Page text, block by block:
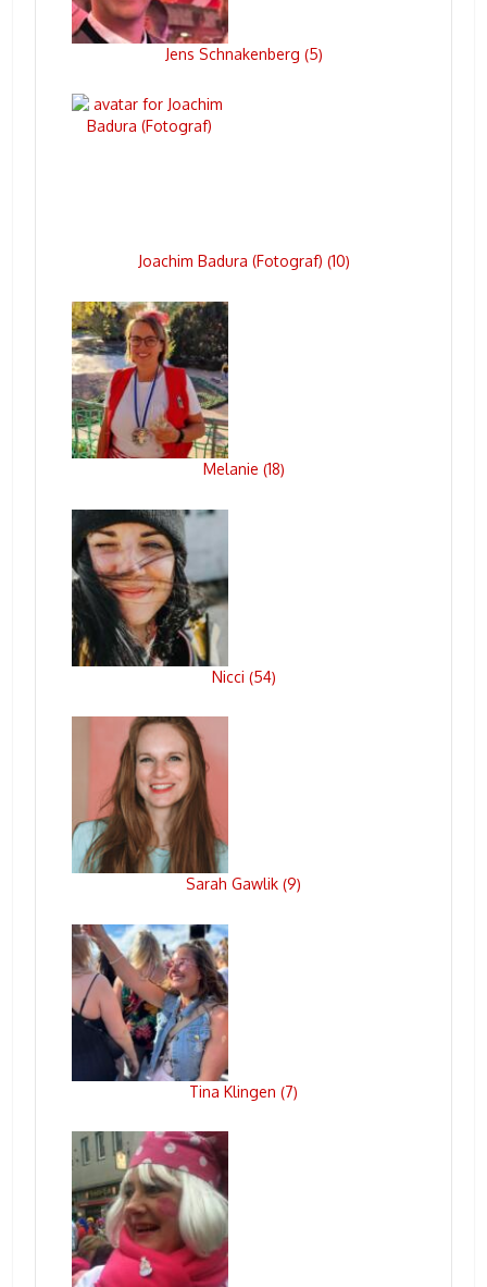
Jens Schnakenberg (5)
Joachim Badura (Fotograf) (10)
Melanie (18)
Nicci (54)
Sarah Gawlik (9)
Tina Klingen (7)